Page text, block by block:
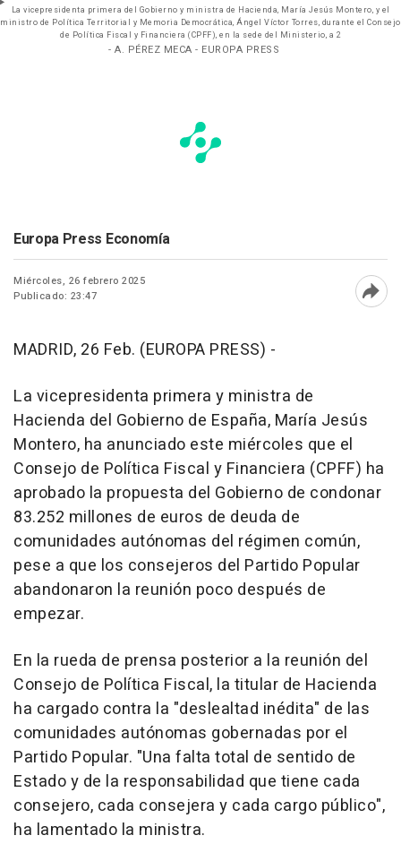
La vicepresidenta primera del Gobierno y ministra de Hacienda, María Jesús Montero, y el
ministro de Política Territorial y Memoria Democrática, Ángel Víctor Torres, durante el Consejo
de Política Fiscal y Financiera (CPFF), en la sede del Ministerio, a 2
- A. PÉREZ MECA - EUROPA PRESS
Europa Press Economía
Miércoles, 26 febrero 2025
Publicado: 23:47
MADRID, 26 Feb. (EUROPA PRESS) -
La vicepresidenta primera y ministra de
Hacienda del Gobierno de España, María Jesús
Montero, ha anunciado este miércoles que el
Consejo de Política Fiscal y Financiera (CPFF) ha
aprobado la propuesta del Gobierno de condonar
83.252 millones de euros de deuda de
comunidades autónomas del régimen común,
pese a que los consejeros del Partido Popular
abandonaron la reunión poco después de
empezar.
En la rueda de prensa posterior a la reunión del
Consejo de Política Fiscal, la titular de Hacienda
ha cargado contra la "deslealtad inédita" de las
comunidades autónomas gobernadas por el
Partido Popular. "Una falta total de sentido de
Estado y de la responsabilidad que tiene cada
consejero, cada consejera y cada cargo público",
ha lamentado la ministra.